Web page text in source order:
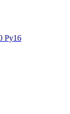
Ру16